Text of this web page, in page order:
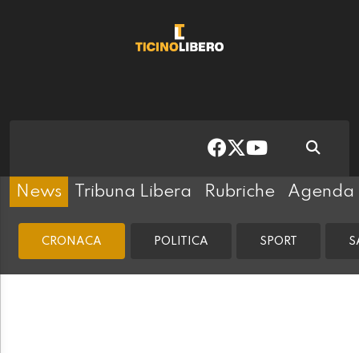
News Tribuna Libera Rubriche Agenda
CRONACA POLITICA SPORT